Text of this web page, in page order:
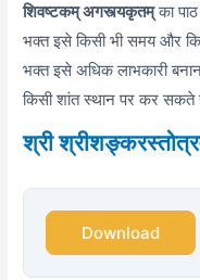
शिवष्टकम् अगस्त्यकृतम्का पाठ
भक्त इसे किसी भी समय और
भक्त इसे अधिक लाभकारी
किसी शांत स्थान पर कर सकते
श्री
Download